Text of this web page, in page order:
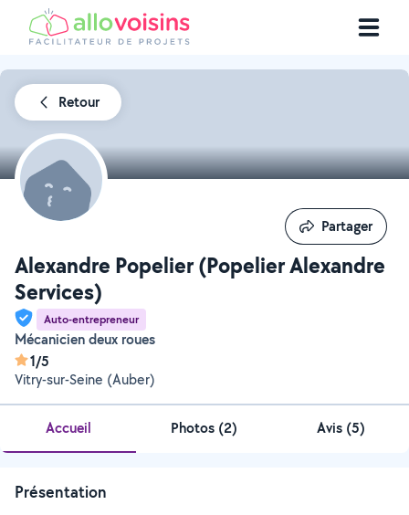
Retour
Alexandre Popelier (Popelier Alexandre
Services)
Auto-entrepreneur
Mécanicien deux roues
1/5
Vitry-sur-Seine (Auber)
Partager
Partager
Accueil Photos (2) Avis (5)
Présentation